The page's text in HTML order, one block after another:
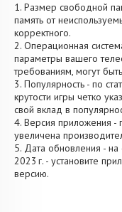
1. Размер свободной
память от
корректного.
2. Операционная
параметры вашего
требованиям, могут
3. Популярность - по
крутости игры четко
свой вклад в
4. Версия приложения -
увеличена
5. Дата обновления -
2023 г. - установите
версию.